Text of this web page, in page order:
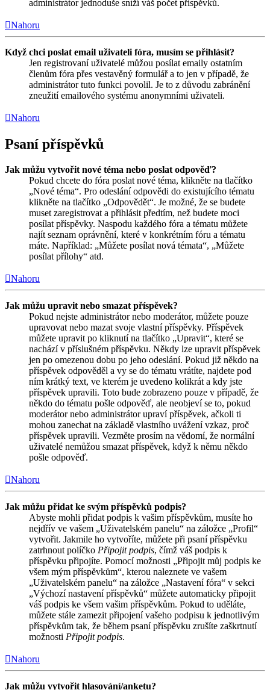
administrátor jednoduše sníží váš počet příspěvků.
Nahoru
Když chci poslat email uživateli fóra, musím se přihlásit?
Jen registrovaní uživatelé můžou posílat emaily ostatním
členům fóra přes vestavěný formulář a to jen v případě, že
administrátor tuto funkci povolil. Je to z důvodu zabránění
zneužití emailového systému anonymními uživateli.
Nahoru
Psaní příspěvků
Jak můžu vytvořit nové téma nebo poslat odpověď?
Pokud chcete do fóra poslat nové téma, klikněte na tlačítko
„Nové téma“. Pro odeslání odpovědi do existujícího tématu
klikněte na tlačítko „Odpovědět“. Je možné, že se budete
muset zaregistrovat a přihlásit předtím, než budete moci
posílat příspěvky. Naspodu každého fóra a tématu můžete
najít seznam oprávnění, které v konkrétním fóru a tématu
máte. Například: „Můžete posílat nová témata“, „Můžete
posílat přílohy“ atd.
Nahoru
Jak můžu upravit nebo smazat příspěvek?
Pokud nejste administrátor nebo moderátor, můžete pouze
upravovat nebo mazat svoje vlastní příspěvky. Příspěvek
můžete upravit po kliknutí na tlačítko „Upravit“, které se
nachází v příslušném příspěvku. Někdy lze upravit příspěvek
jen po omezenou dobu po jeho odeslání. Pokud již někdo na
příspěvek odpověděl a vy se do tématu vrátíte, najdete pod
ním krátký text, ve kterém je uvedeno kolikrát a kdy jste
příspěvek upravili. Toto bude zobrazeno pouze v případě, že
někdo do tématu pošle odpověď, ale neobjeví se to, pokud
moderátor nebo administrátor upraví příspěvek, ačkoli ti
mohou zanechat na základě vlastního uvážení vzkaz, proč
příspěvek upravili. Vezměte prosím na vědomí, že normální
uživatelé nemůžou smazat příspěvek, když k němu někdo
pošle odpověď.
Nahoru
Jak můžu přidat ke svým příspěvků podpis?
Abyste mohli přidat podpis k vašim příspěvkům, musíte ho
nejdřív ve vašem „Uživatelském panelu“ na záložce „Profil“
vytvořit. Jakmile ho vytvoříte, můžete při psaní příspěvku
zatrhnout políčko Připojit podpis, čímž váš podpis k
příspěvku připojíte. Pomocí možnosti „Připojit můj podpis ke
všem mým příspěvkům“, kterou naleznete ve vašem
„Uživatelském panelu“ na záložce „Nastavení fóra“ v sekci
„Výchozí nastavení příspěvků“ můžete automaticky připojit
váš podpis ke všem vašim příspěvkům. Pokud to uděláte,
můžete stále zamezit připojení vašeho podpisu k jednotlivým
příspěvkům tak, že během psaní příspěvku zrušíte zaškrtnutí
možnosti Připojit podpis.
Nahoru
Jak můžu vytvořit hlasování/anketu?